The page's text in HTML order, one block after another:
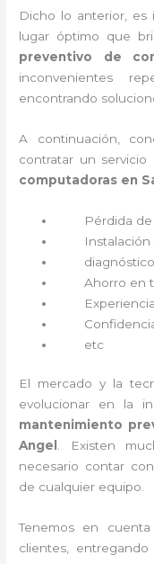
Dicho lo anterior,
lugar óptimo que
preventivo de
inconvenientes
encontrando
A continuación,
contratar un servicio
computadoras en
Pérdida
Ahorro en
etc
El mercado y la
evolucionar en la
mantenimiento
Angel
. Existen
necesario contar
de cualquier equipo.
Tenemos en
clientes,